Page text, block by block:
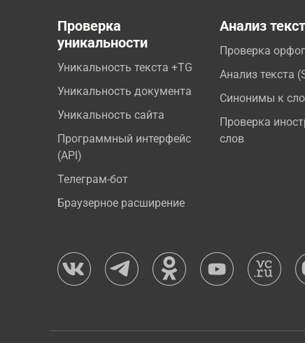
Проверка
уникальности
Уникальность текста +TG
Уникальность документа
Уникальность сайта
Программный интерфейс
(API)
Телеграм-бот
Браузерное расширение
Анализ
Проверка
Анализ текста
Синонимы к
Проверка
слов